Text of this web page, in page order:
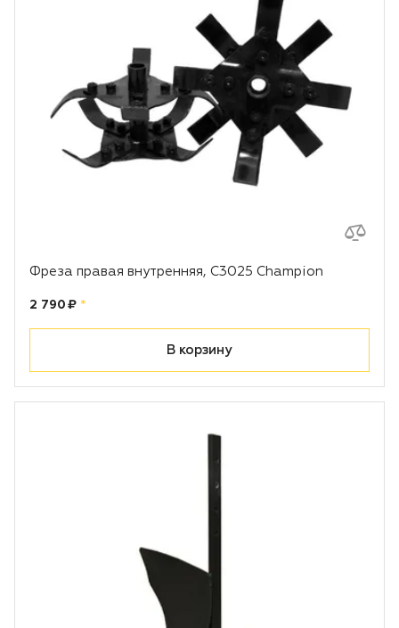
Фреза правая внутренняя, С3025 Champion
Цена:
2 790 ₽ рублей
*
В корзину